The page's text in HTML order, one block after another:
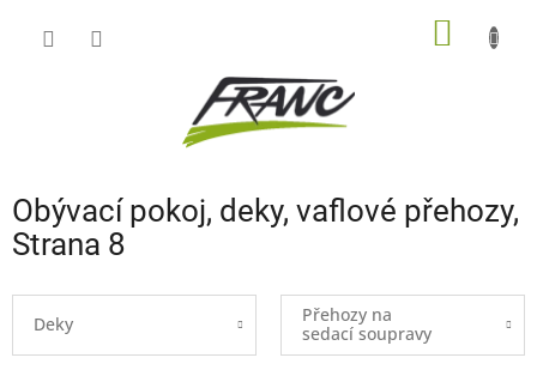
Obývací pokoj, deky, vaflové přehozy,
Strana 8
Deky
Přehozy na
sedací soupravy